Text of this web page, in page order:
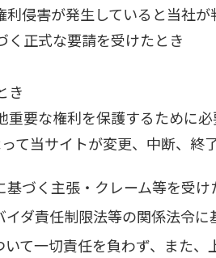
侵害が発生していると当社が
く正式な要請を受けたとき
き
要な権利を保護するために
て当サイトが変更、中断、終
づく主張・クレーム等を受け
ダ責任制限法等の関係法令に
て一切責任を負わず、また、